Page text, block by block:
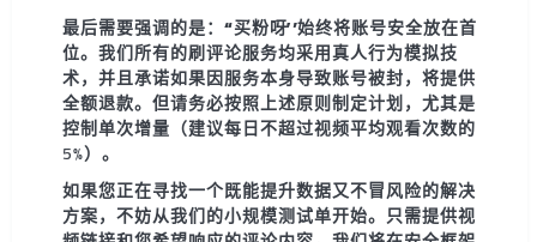
最后需要强调的是：“买粉呀”始终将账号安全放在首
位。 我们所有的刷评论服务均采用真人行为模拟技
术，并且承诺如果因服务本身导致账号被封，将提供
全额退款。但请务必按照上述原则制定计划，尤其是
控制单次增量（建议每日不超过视频平均观看次数的
5%）。
如果您正在寻找一个既能提升数据又不冒风险的解决
方案，不妨从我们的小规模测试单开始。只需提供视